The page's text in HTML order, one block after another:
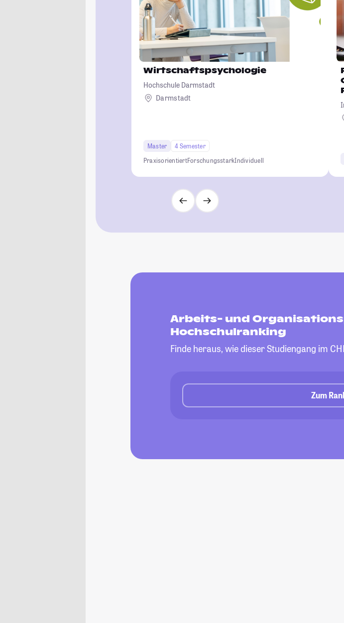
Wirtschaftspsychologie
Hochschule Darmstadt
Darmstadt
Master
4 Semester
PraxisorientiertForschungsstarkIndividuell
Arbeits- und
Hochschulranking
Finde heraus, wie dieser Studiengang im
Zum